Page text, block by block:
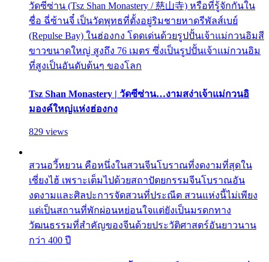
วัดซีซ่าน (Tsz Shan Monastery / 慈山寺) หรือที่รู้จักกันใน
ชื่อ ฉี่ซ้านจี๋ เป็นวัดพุทธที่ตั้งอยู่ริมชายหาดรีพัลส์เบย์
(Repulse Bay) ในฮ่องกง โดดเด่นด้วยรูปปั้นเจ้าแม่กวนอิมสี
ขาวขนาดใหญ่ สูงถึง 76 เมตร ซึ่งเป็นรูปปั้นเจ้าแม่กวนอิม
ที่สูงเป็นอันดับต้นๆ ของโลก
Tsz Shan Monastery | วัดซีซ่าน…งามสง่าเจ้าแม่กวนอิ
มองค์ใหญ่แห่งฮ่องกง
829 views
สวนอวี้หยวน คือหนึ่งในสวนจีนโบราณที่งดงามที่สุดใน
เซี่ยงไฮ้ เพราะเต็มไปด้วยสถาปัตยกรรมจีนโบราณอัน
งดงามและศิลปะการจัดสวนที่ประณีต สวนแห่งนี้ไม่เพียง
แต่เป็นสถานที่พักผ่อนหย่อนใจแต่ยังเป็นมรดกทาง
วัฒนธรรมที่สำคัญของจีนด้วยประวัติศาสตร์อันยาวนาน
กว่า 400 ปี